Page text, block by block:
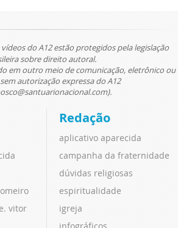
do A12 estão protegidos pela legislação
sobre direito autoral.
em outro meio de comunicação, eletrônico ou
autorização expressa do A12
vitor
Redação
aplicativo aparecida
campanha da fraternidade
dúvidas religiosas
espiritualidade
igreja